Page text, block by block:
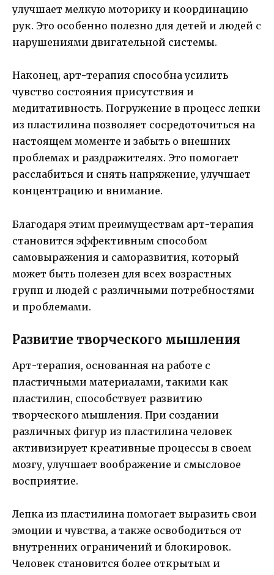
улучшает мелкую моторику и координацию
рук. Это особенно полезно для детей и людей с
нарушениями двигательной системы.
Наконец, арт-терапия способна усилить
чувство состояния присутствия и
медитативность. Погружение в процесс лепки
из пластилина позволяет сосредоточиться на
настоящем моменте и забыть о внешних
проблемах и раздражителях. Это помогает
расслабиться и снять напряжение, улучшает
концентрацию и внимание.
Благодаря этим преимуществам арт-терапия
становится эффективным способом
самовыражения и саморазвития, который
может быть полезен для всех возрастных
групп и людей с различными потребностями
и проблемами.
Развитие творческого мышления
Арт-терапия, основанная на работе с
пластичными материалами, такими как
пластилин, способствует развитию
творческого мышления. При создании
различных фигур из пластилина человек
активизирует креативные процессы в своем
мозгу, улучшает воображение и смысловое
восприятие.
Лепка из пластилина помогает выразить свои
эмоции и чувства, а также освободиться от
внутренних ограничений и блокировок.
Человек становится более открытым и